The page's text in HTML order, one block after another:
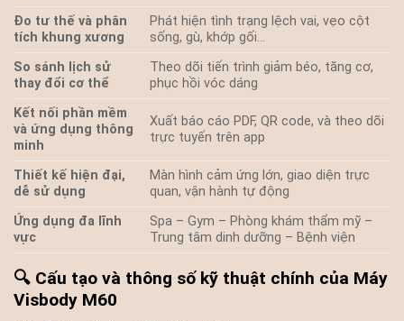
Đo tư thế và phân
tích khung xương
Phát hiện tình trạng lệch vai, vẹo cột
sống, gù, khớp gối…
So sánh lịch sử
thay đổi cơ thể
Theo dõi tiến trình giảm béo, tăng cơ,
phục hồi vóc dáng
Kết nối phần mềm
và ứng dụng thông
minh
Xuất báo cáo PDF, QR code, và theo dõi
trực tuyến trên app
Thiết kế hiện đại,
dễ sử dụng
Màn hình cảm ứng lớn, giao diện trực
quan, vận hành tự động
Ứng dụng đa lĩnh
vực
Spa – Gym – Phòng khám thẩm mỹ –
Trung tâm dinh dưỡng – Bệnh viện
🔍 Cấu tạo và thông số kỹ thuật chính của Máy
Visbody M60